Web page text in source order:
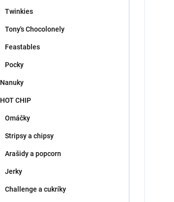
Twinkies
Tony's Chocolonely
Feastables
Pocky
Nanuky
HOT CHIP
Omáčky
Stripsy a chipsy
Arašidy a popcorn
Jerky
Challenge a cukríky